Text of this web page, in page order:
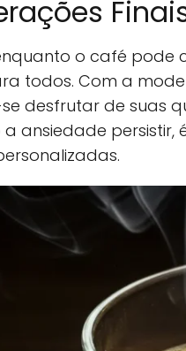
o café pode
todos. Com a
desfrutar de suas
a ansiedade